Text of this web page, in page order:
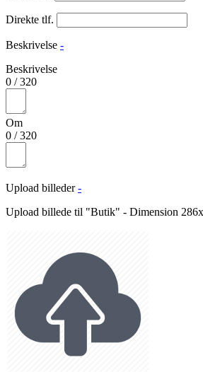
Direkte tlf.
Beskrivelse -
Beskrivelse
0 /320
Om
0 /320
Upload billeder -
Upload billede til "Butik" - Dimension